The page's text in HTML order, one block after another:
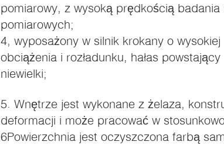
pomiarowy, z wysoką prędkością
pomiarowych;
4, wyposażony w silnik krokany o
obciążenia i rozładunku, hałas
niewielki;
5. Wnętrze jest wykonane z żelaza,
deformacji i może pracować w
6Powierzchnia jest oczyszczona farbą